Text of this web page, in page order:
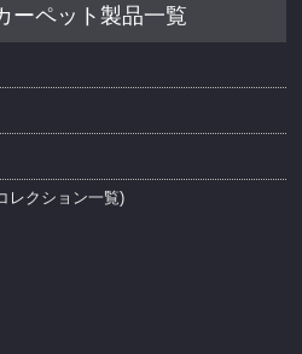
ーペット製品一覧
レクション一覧)